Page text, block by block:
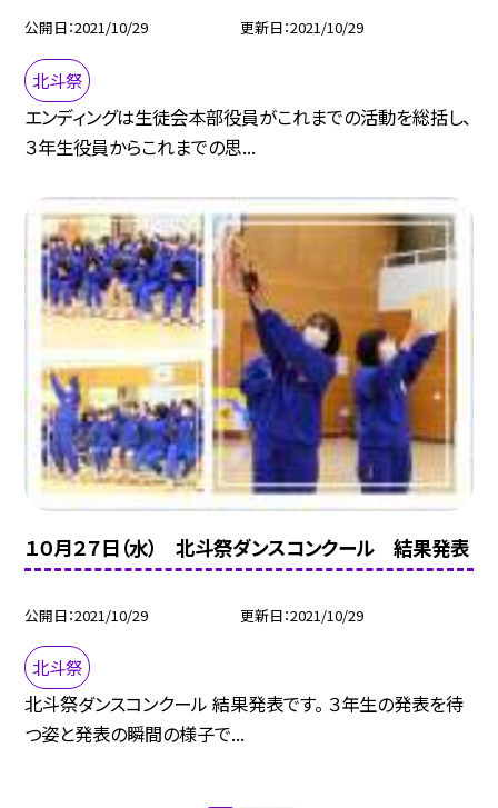
公開日 2021/10/29 更新日 2021/10/29
北斗祭
エンディングは生徒会本部役員がこれまでの活動を総括し、
３年生役員からこれまでの思...
１０月２７日（水） 北斗祭ダンスコンクール 結果発表
公開日 2021/10/29 更新日 2021/10/29
北斗祭
北斗祭ダンスコンクール 結果発表です。 ３年生の発表を待
つ姿と発表の瞬間の様子で...